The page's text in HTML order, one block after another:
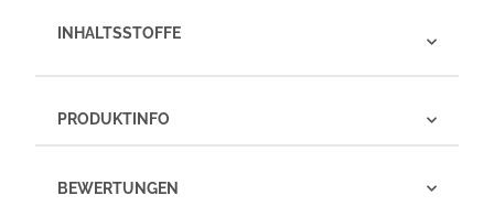
INHALTSSTOFFE
PRODUKTINFO
BEWERTUNGEN